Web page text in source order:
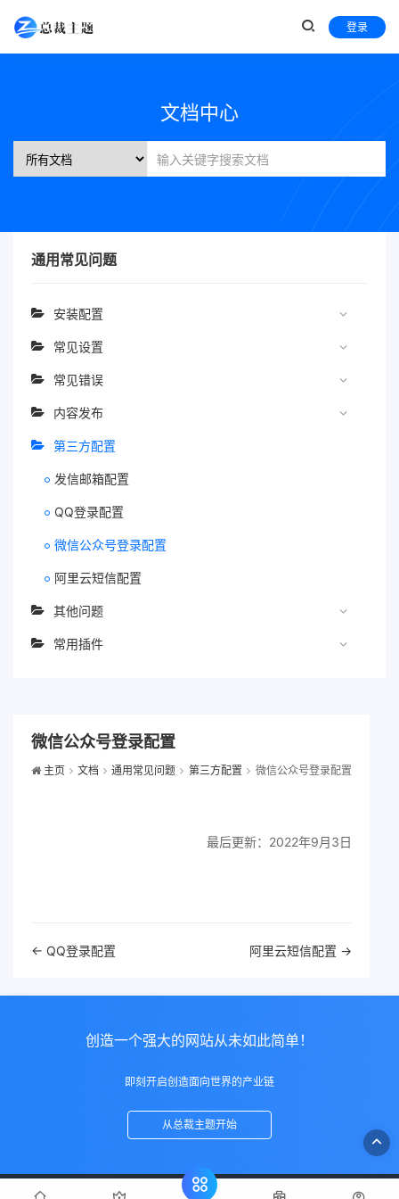
登录
文档中心
通用常见问题
安装配置
常见设置
常见错误
内容发布
第三方配置
发信邮箱配置
QQ登录配置
微信公众号登录配置
阿里云短信配置
其他问题
常用插件
微信公众号登录配置
主页 文档 通用常见问题 第三方配置 微信公众号登录配置
最后更新：2022年9月3日
文
航
← QQ登录配置 阿里云短信配置 →
创造一个强大的网站从未如此简单！
即刻开启创造面向世界的产业链
从总裁主题开始